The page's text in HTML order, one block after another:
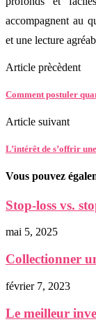
accompagnent au
et une lecture
Article prècèdent
Comment postuler
Article suivant
L’intérêt de s’offrir
Vous pouvez
Stop-loss vs.
mai 5, 2025
Collectionner
février 7, 2023
Le meilleur